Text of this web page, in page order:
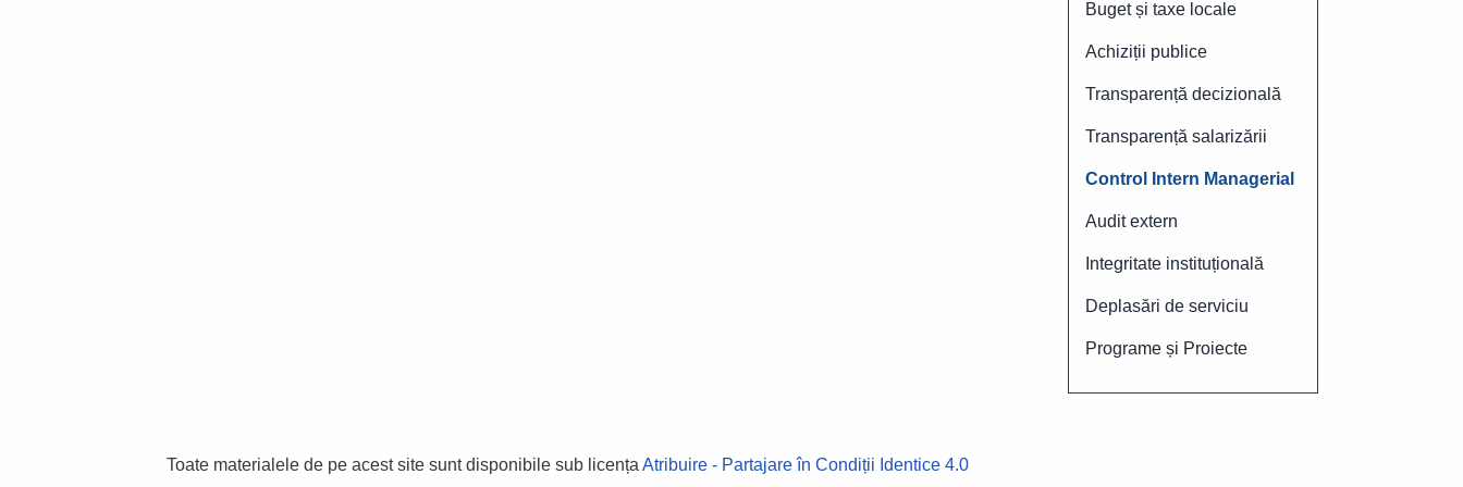
Buget și taxe locale
Achiziții publice
Transparență decizională
Transparență salarizării
Control Intern Managerial
Audit extern
Integritate instituțională
Deplasări de serviciu
Programe și Proiecte
Toate materialele de pe acest site sunt disponibile sub licența Atribuire - Partajare în Condiții Identice 4.0